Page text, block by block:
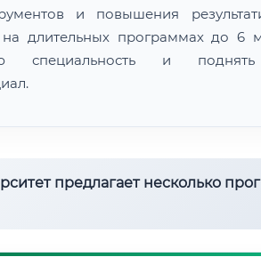
и повышения
длительных программах до 6
специальность и
предлагает несколько